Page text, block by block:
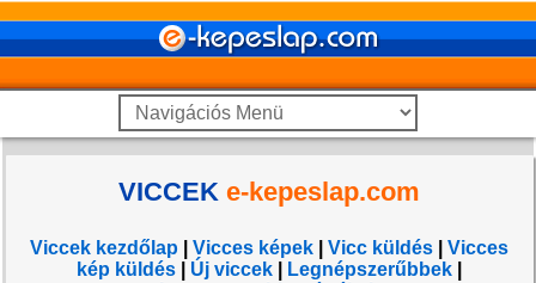
VICCEKe-kepeslap.com
Viccek kezdőlap |Vicces képek |Vicc küldés |Vicces
kép küldés
Új viccek Legnépszerűbbek